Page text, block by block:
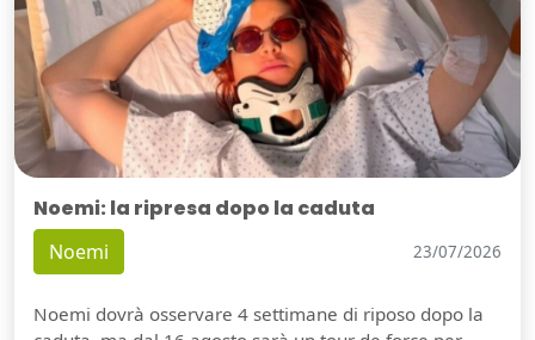
Noemi: la ripresa dopo la caduta
Noemi 23/07/2026
Noemi dovrà osservare 4 settimane di riposo dopo la